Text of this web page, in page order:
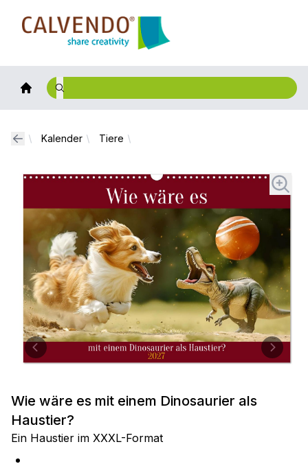
Calvendo
Kalender Tiere
Wie wäre es mit einem Dinosaurier als
Haustier?
Ein Haustier im XXXL-Format